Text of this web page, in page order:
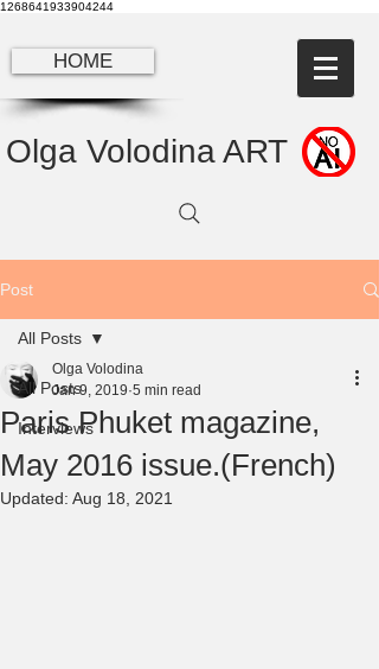
1268641933904244
HOME
Olga Volodina ART
Post
All Posts
Interviews
All Posts
Paris Phuket magazine,
May 2016 issue.(French)
Olga Volodina
Jan 9, 2019 5 min read
Updated: Aug 18, 2021